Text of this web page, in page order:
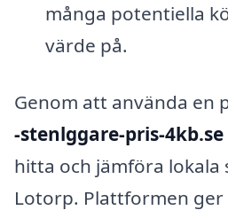
många potentiella
värde på.
Genom att använda en
-stenlggare-pris-4kb.se
hitta och jämföra lokala
Lotorp. Plattformen